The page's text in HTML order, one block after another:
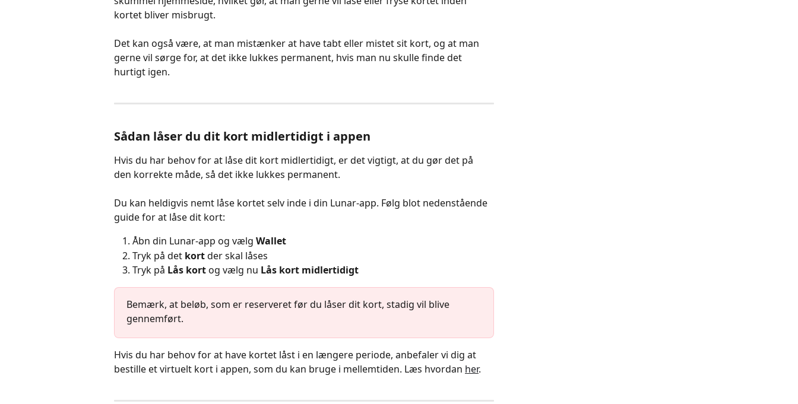
kortet bliver misbrugt.
Det kan også være, at man mistænker at have tabt eller mistet sit kort, og at man
gerne vil sørge for, at det ikke lukkes permanent, hvis man nu skulle finde det
hurtigt igen.
Sådan låser du dit kort midlertidigt i appen
Hvis du har behov for at låse dit kort midlertidigt, er det vigtigt, at du gør det på
den korrekte måde, så det ikke lukkes permanent.
Du kan heldigvis nemt låse kortet selv inde i din Lunar-app. Følg blot nedenstående
guide for at låse dit kort:
Åbn din Lunar-app og vælg Wallet
Tryk på det kort der skal låses
Tryk på Lås kort og vælg nu Lås kort midlertidigt
Bemærk, at beløb, som er reserveret før du låser dit kort, stadig vil blive
gennemført.
Hvis du har behov for at have kortet låst i en længere periode, anbefaler vi dig at
bestille et virtuelt kort i appen, som du kan bruge i mellemtiden. Læs hvordan her.